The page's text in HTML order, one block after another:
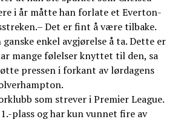
i år måtte han forlate et Everton-
Det er fint å være tilbake.
enkel avgjørelse å ta. Dette er
mange følelser knyttet til den, sa
pressen i forkant av lørdagens
som strever i Premier League.
plass og har kun vunnet fire av